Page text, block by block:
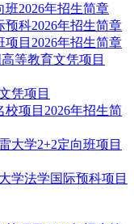
班2026年招生简章
预科2026年招生简章
项目2026年招生简章
等教育文凭项目